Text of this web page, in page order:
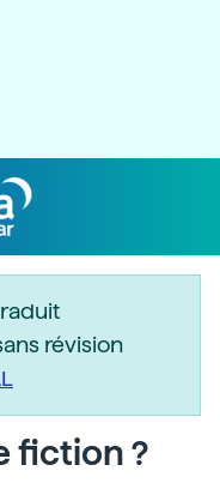
révision
fiction ?